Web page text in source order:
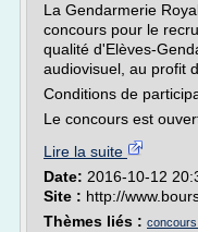
La Gendarmerie
concours pour le
qualité d'Elèves-
audiovisuel, au profit
Conditions de
Le concours est
Lire la suite
Date: 2016-10-12
Site : http://
Thèmes liés :